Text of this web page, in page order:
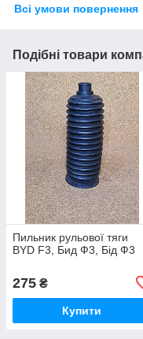
Всі умови повернення
Подібні товари
Пильник рульової тяги
BYD F3, Бид Ф3, Бід Ф3
275 ₴
Купити